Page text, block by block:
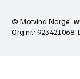
© Motvind Norge.
Org.nr.: